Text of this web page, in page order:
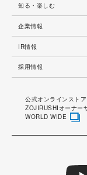
知る・楽しむ
企業情報
IR情報
採用情報
公式オンラインストア
ZOJIRUSHIオーナー
WORLD WIDE